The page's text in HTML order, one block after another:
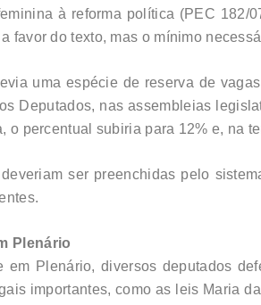
à reforma política (PEC 182/
favor do texto, mas o mínimo
uma espécie de reserva de
Deputados, nas assembleias
o percentual subiria para 12% e, na
ser preenchidas pelo
Plenário
em Plenário, diversos deputados
importantes, como as leis Maria